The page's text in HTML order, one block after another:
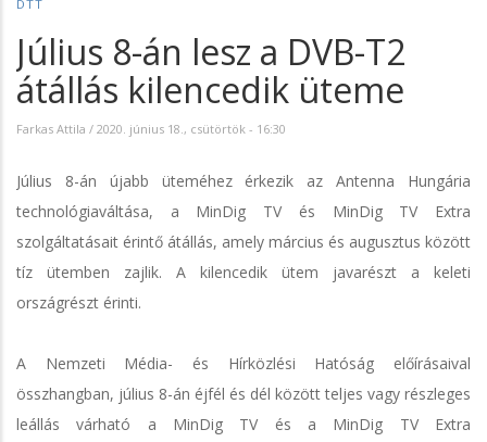
DTT
Július 8-án lesz a DVB-T2
átállás kilencedik üteme
Farkas Attila / 2020. június 18., csütörtök - 16:30
Július 8-án újabb üteméhez érkezik az Antenna Hungária
technológiaváltása, a MinDig TV és MinDig TV Extra
szolgáltatásait érintő átállás, amely március és augusztus között
tíz ütemben zajlik. A kilencedik ütem javarészt a keleti
országrészt érinti.
A Nemzeti Média- és Hírközlési Hatóság előírásaival
összhangban, július 8-án éjfél és dél között teljes vagy részleges
leállás várható a MinDig TV és a MinDig TV Extra